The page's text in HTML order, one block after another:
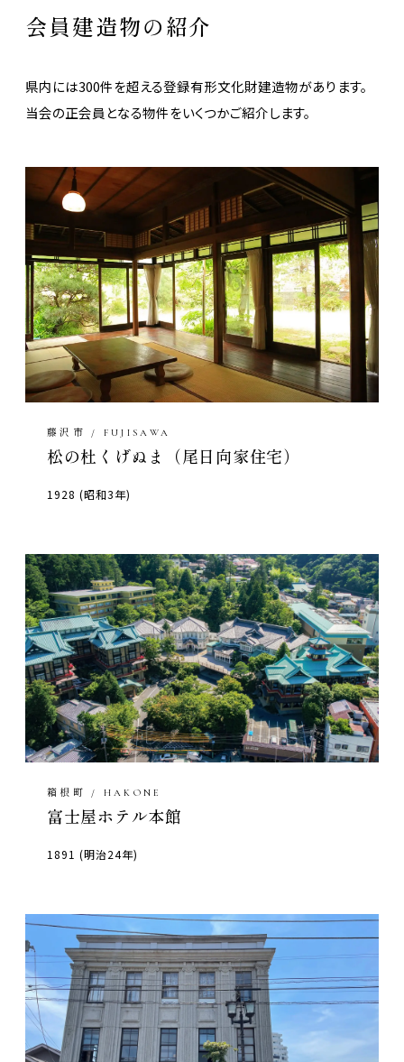
会員建造物の紹介
県内には300件を超える登録有形文化財建造物があります。
当会の正会員となる物件をいくつかご紹介します。
藤沢市 / FUJISAWA
松の杜くげぬま（尾日向家住宅）
1928 (昭和3年)
箱根町 / HAKONE
富士屋ホテル本館
1891 (明治24年)